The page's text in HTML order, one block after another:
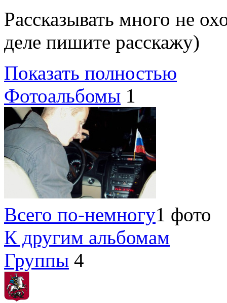
Рассказывать много не
деле пишите расскажу)
Показать полностью
Фотоальбомы 1
Всего по-немногу1 фото
К другим альбомам
Группы 4